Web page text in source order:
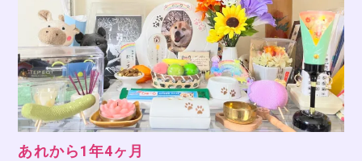
あれから1年4ヶ月